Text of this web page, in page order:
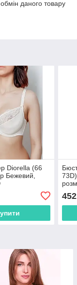
даного товару
Diorella (66
Бежевий,
452